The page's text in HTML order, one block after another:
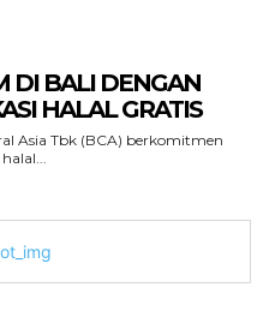
DI BALI DENGAN
HALAL GRATIS
Asia Tbk (BCA) berkomitmen